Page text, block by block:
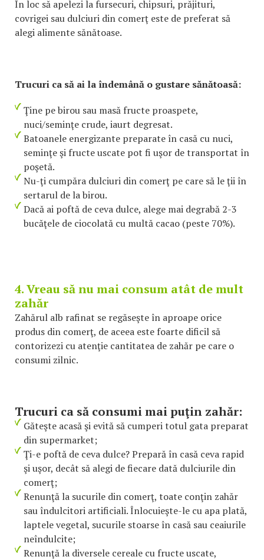
În loc să apelezi la fursecuri, chipsuri, prăjituri,
covrigei sau dulciuri din comerţ este de preferat să
alegi alimente sănătoase.
Trucuri ca să ai la îndemână o gustare sănătoasă:
Ţine pe birou sau masă fructe proaspete,
nuci/seminţe crude, iaurt degresat.
Batoanele energizante preparate în casă cu nuci,
seminţe şi fructe uscate pot fi uşor de transportat în
poşetă.
Nu-ţi cumpăra dulciuri din comerţ pe care să le ţii în
sertarul de la birou.
Dacă ai poftă de ceva dulce, alege mai degrabă 2-3
bucăţele de ciocolată cu multă cacao (peste 70%).
4. Vreau să nu mai consum atât de mult
zahăr
Zahărul alb rafinat se regăseşte în aproape orice
produs din comerţ, de aceea este foarte dificil să
contorizezi cu atenţie cantitatea de zahăr pe care o
consumi zilnic.
Trucuri ca să consumi mai puţin zahăr:
Găteşte acasă şi evită să cumperi totul gata preparat
din supermarket;
Ţi-e poftă de ceva dulce? Prepară în casă ceva rapid
şi uşor, decât să alegi de fiecare dată dulciurile din
comerţ;
Renunţă la sucurile din comerţ, toate conţin zahăr
sau îndulcitori artificiali. Înlocuieşte-le cu apa plată,
laptele vegetal, sucurile stoarse în casă sau ceaiurile
neîndulcite;
Renunţă la diversele cereale cu fructe uscate,